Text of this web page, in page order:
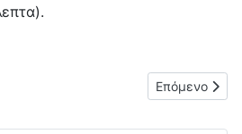
ανοικτού ηλεκτρονικού
Επόμενο
Επόμενο